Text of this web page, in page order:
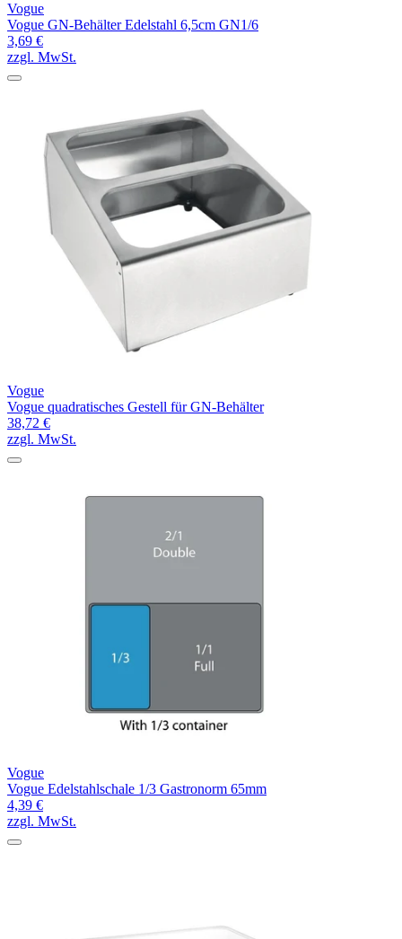
Vogue
Vogue GN-Behälter Edelstahl 6,5cm GN1/6
3,69 €
zzgl. MwSt.
Vogue
Vogue quadratisches Gestell für GN-Behälter
38,72 €
zzgl. MwSt.
Vogue
Vogue Edelstahlschale 1/3 Gastronorm 65mm
4,39 €
zzgl. MwSt.